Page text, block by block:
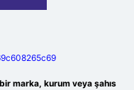
marka, kurum veya şahıs